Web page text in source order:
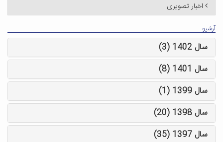
اخبار تصویری
آرشیو
سال 1402 (3)
سال 1401 (8)
سال 1399 (1)
سال 1398 (20)
سال 1397 (35)